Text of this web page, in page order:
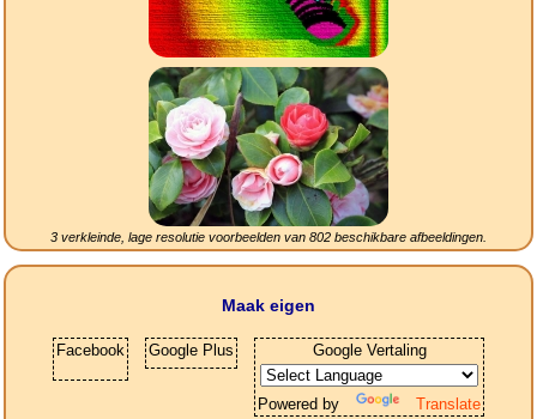
3 verkleinde, lage resolutie voorbeelden van 802 beschikbare afbeeldingen.
Maak eigen
Facebook Google Plus Google Vertaling
Powered by Translate